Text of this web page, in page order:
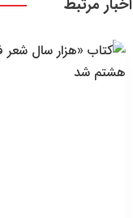
اخبار مرتبط